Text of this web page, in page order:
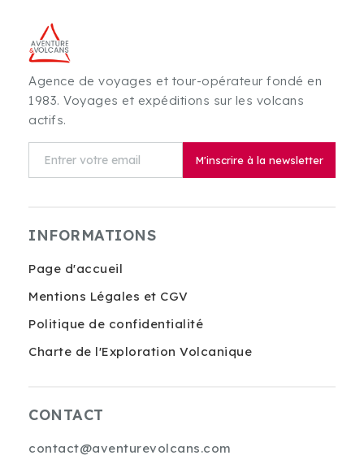
Agence de voyages et tour-opérateur fondé en
1983. Voyages et expéditions sur les volcans
actifs.
M'inscrire à la newsletter
INFORMATIONS
Page d'accueil
Mentions Légales et CGV
Politique de confidentialité
Charte de l'Exploration Volcanique
CONTACT
contact@aventurevolcans.com